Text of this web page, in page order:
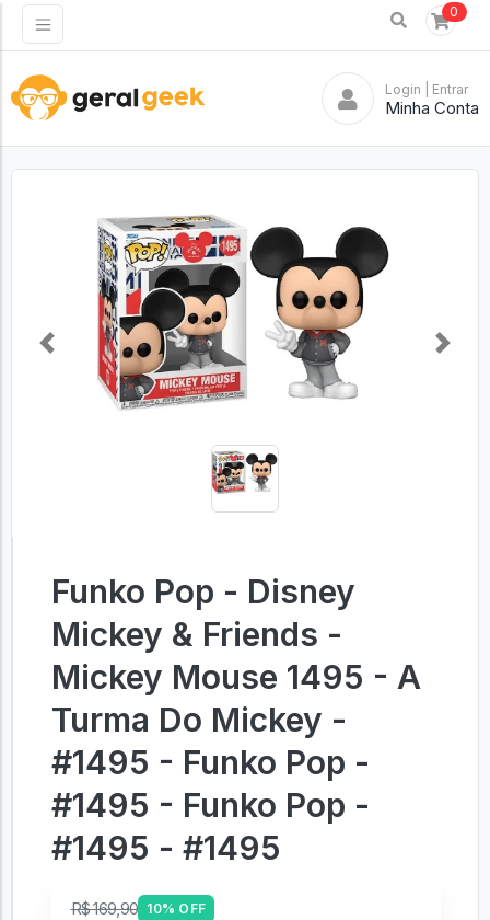
0
Login | Entrar
Minha Conta
Previous Next
Funko Pop - Disney
Mickey & Friends -
Mickey Mouse 1495 - A
Turma Do Mickey -
#1495 - Funko Pop -
#1495 - Funko Pop -
#1495 - #1495
R$ 169,90 10% OFF